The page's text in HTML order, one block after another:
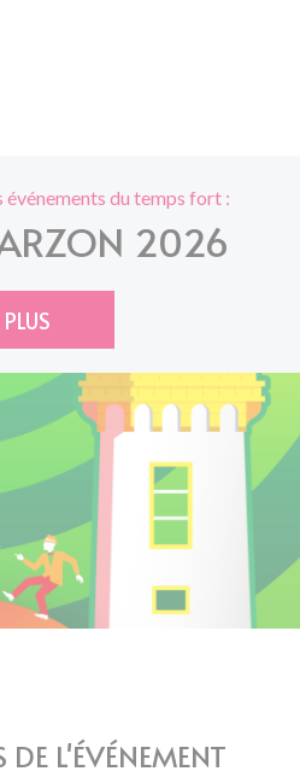
événements du temps fort :
2026
DE L'ÉVÉNEMENT